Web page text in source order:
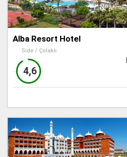
Alba Resort Hotel
Side / Çolaklı
4,6